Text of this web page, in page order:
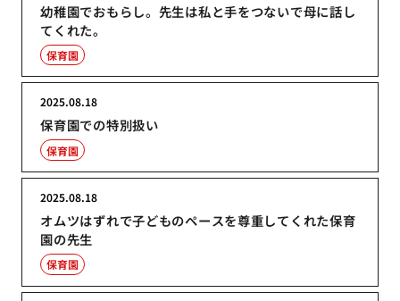
幼稚園でおもらし。先生は私と手をつないで母に話し
てくれた。
保育園
保育園での特別扱い
2025.08.18
保育園
オムツはずれで子どものペースを尊重してくれた保育
園の先生
2025.08.18
保育園